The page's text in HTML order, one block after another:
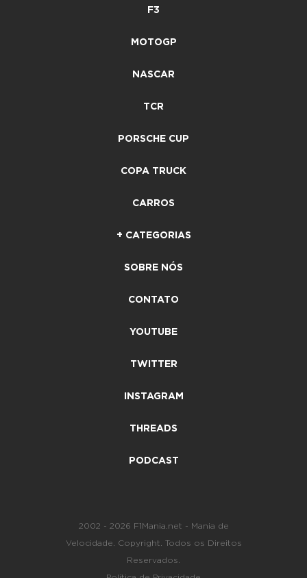
F3
MOTOGP
NASCAR
TCR
PORSCHE CUP
COPA TRUCK
CARROS
+ CATEGORIAS
SOBRE NÓS
CONTATO
YOUTUBE
TWITTER
INSTAGRAM
THREADS
PODCAST
2002 - 2026 F1Mania.net - Mania de
Velocidade. Copyright. Todos os Direitos
Reservados.